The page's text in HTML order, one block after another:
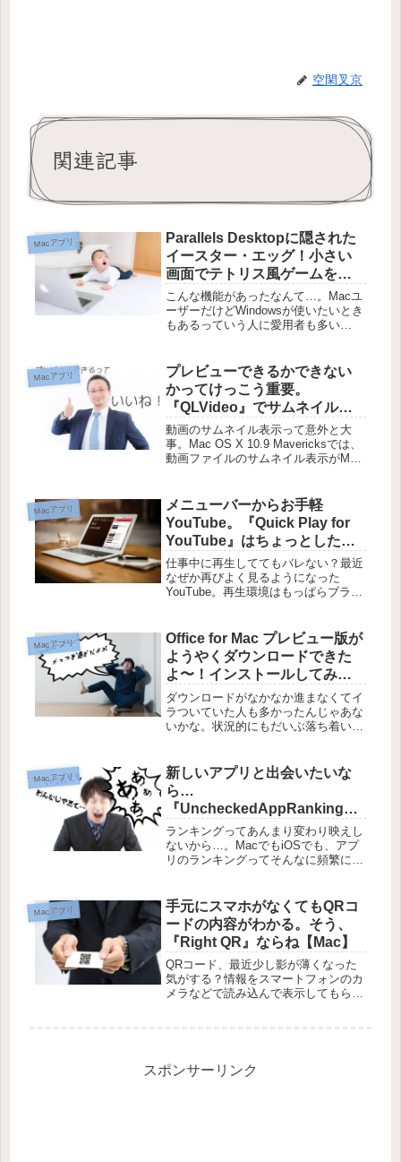
空閑叉京
関連記事
Macアプリ
Parallels Desktopに隠された
イースター・エッグ！小さい
画面でテトリス風ゲームを遊
ぼう！
こんな機能があったなんて…。Macユ
ーザーだけどWindowsが使いたいとき
もあるっていう人に愛用者も多い
うです。それもなんと、バージョン3
から。全然知ら...
Macアプリ
プレビューできるかできない
かってけっこう重要。
『QLVideo』でサムネイル表
示を可能にしよう【Mac】
動画のサムネイル表示って意外と大
事。Mac OS X 10.9 Mavericksでは、
動画ファイルのサムネイル表示がMP4
ルは通常表示されませんが、
『QLVide...
Macアプリ
メニューバーからお手軽
YouTube。『Quick Play for
YouTube』はちょっとした息
抜きにちょうど良さ気
仕事中に再生しててもバレない？最近
なぜか再びよく見るようになった
YouTube。再生環境はもっぱらブラウ
YouTubeを見るためにブラウザを起動
とか、あんまりしたくな...
Macアプリ
Office for Mac プレビュー版が
ようやくダウンロードできた
よ〜！インストールしてみた
よ〜！【Mac】
ダウンロードがなかなか進まなくてイ
ラついていた人も多かったんじゃあな
いかな。状況的にもだいぶ落ち着いた
行ってみました。ダウンロードサイズ
が2.5GBとな...
Macアプリ
新しいアプリと出会いたいな
ら…
『UncheckedAppRanking』
はMacやiPhoneアプリのラン
キングをより見やすくするの
に便利だよ【Mac】
ランキングってあんまり変わり映えし
ないから…。MacでもiOSでも、アプ
リのランキングってそんなに頻繁に大
リと変わることなく、ゆる〜くゆる〜
く変化する程度。『Uncheck...
Macアプリ
手元にスマホがなくてもQRコ
ードの内容がわかる。そう、
『Right QR』ならね【Mac】
QRコード、最近少し影が薄くなった
気がする？情報をスマートフォンのカ
メラなどで読み込んで表示してもらう
ト...
スポンサーリンク